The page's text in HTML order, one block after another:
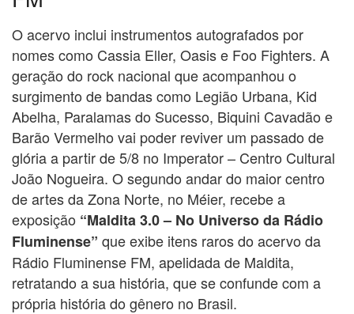
O acervo inclui instrumentos autografados por
nomes como Cassia Eller, Oasis e Foo Fighters. A
geração do rock nacional que acompanhou o
surgimento de bandas como Legião Urbana, Kid
Abelha, Paralamas do Sucesso, Biquini Cavadão e
Barão Vermelho vai poder reviver um passado de
glória a partir de 5/8 no Imperator – Centro Cultural
João Nogueira. O segundo andar do maior centro
de artes da Zona Norte, no Méier, recebe a
exposição “Maldita 3.0 – No Universo da Rádio
Fluminense” que exibe itens raros do acervo da
Rádio Fluminense FM, apelidada de Maldita,
retratando a sua história, que se confunde com a
própria história do gênero no Brasil.